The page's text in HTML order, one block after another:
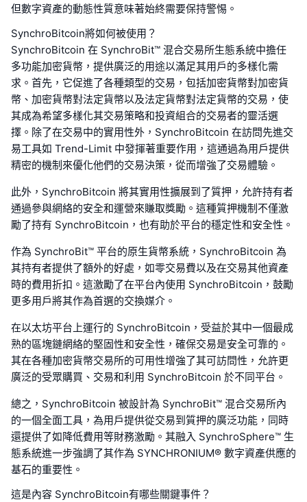
但數字資產的動態性質意味著始終需要保持警惕。
SynchroBitcoin將如何被使用？
SynchroBitcoin 在 SynchroBit™ 混合交易所生態系統中擔任
多功能加密貨幣，提供廣泛的用途以滿足其用戶的多樣化需
求。首先，它促進了各種類型的交易，包括加密貨幣對加密貨
幣、加密貨幣對法定貨幣以及法定貨幣對法定貨幣的交易，使
其成為希望多樣化其交易策略和投資組合的交易者的靈活選
擇。除了在交易中的實用性外，SynchroBitcoin 在訪問先進交
易工具如 Trend-Limit 中發揮著重要作用，這通過為用戶提供
精密的機制來優化他們的交易決策，從而增強了交易體驗。
此外，SynchroBitcoin 將其實用性擴展到了質押，允許持有者
通過參與網絡的安全和運營來賺取獎勵。這種質押機制不僅激
勵了持有 SynchroBitcoin，也有助於平台的穩定性和安全性。
作為 SynchroBit™ 平台的原生貨幣系統，SynchroBitcoin 為
其持有者提供了額外的好處，如零交易費以及在交易其他資產
時的費用折扣。這激勵了在平台內使用 SynchroBitcoin，鼓勵
更多用戶將其作為首選的交換媒介。
在以太坊平台上運行的 SynchroBitcoin，受益於其中一個最成
熟的區塊鏈網絡的堅固性和安全性，確保交易是安全可靠的。
其在各種加密貨幣交易所的可用性增強了其可訪問性，允許更
廣泛的受眾購買、交易和利用 SynchroBitcoin 於不同平台。
總之，SynchroBitcoin 被設計為 SynchroBit™ 混合交易所內
的一個全面工具，為用戶提供從交易到質押的廣泛功能，同時
還提供了如降低費用等財務激勵。其融入 SynchroSphere™ 生
態系統進一步強調了其作為 SYNCHRONIUM® 數字資產供應的
基石的重要性。
這是內容 SynchroBitcoin有哪些關鍵事件？